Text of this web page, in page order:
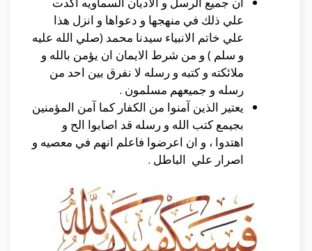
علي ذلك في منهجها و دعواها و انزل هذا
علي خاتم الانبياء سيدنا محمد (صلي الله عليه
و سلم ) و من شرط الايمان ان يؤمن بالله و
ملائكته و كتبه و رسله لا نفرق بين احد من
رسله و جميعهم مسلمون .
يعتير الذين آمنوا من الكفار كما آمن المؤمنين
بجيمع كتب الله و رسله قد اصابوا الح و
اهتدوا ، و ان اعرضوا فاعلم انهم في معصيه و
اصرار علي الباطل .